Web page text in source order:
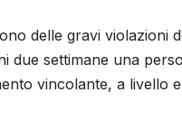
delle gravi violazioni
due settimane una
vincolante, a livello